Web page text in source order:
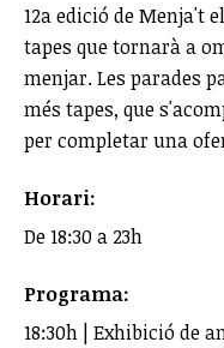
12a edició de Menja't
tapes que tornarà a
menjar. Les parades
més tapes, que
per completar una
Horari:
De 18:30 a 23h
Programa:
18:30h | Exhibició de